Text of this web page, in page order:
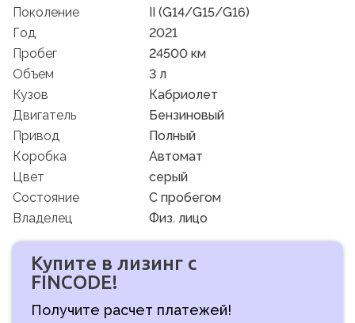
Поколение
II (G14/G15/G16)
Год
2021
Пробег
24500 км
Объем
3 л
Кузов
Кабриолет
Двигатель
Бензиновый
Привод
Полный
Коробка
Автомат
Цвет
серый
Состояние
C пробегом
Владелец
Физ. лицо
Купите в лизинг с
FINCODE!
Получите расчет платежей!